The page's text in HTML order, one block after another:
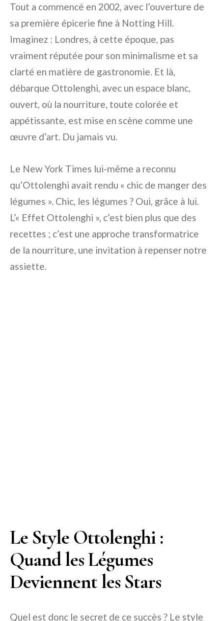
Tout a commencé en 2002, avec l’ouverture de
sa première épicerie fine à Notting Hill.
Imaginez : Londres, à cette époque, pas
vraiment réputée pour son minimalisme et sa
clarté en matière de gastronomie. Et là,
débarque Ottolenghi, avec un espace blanc,
ouvert, où la nourriture, toute colorée et
appétissante, est mise en scène comme une
œuvre d’art. Du jamais vu.
Le New York Times lui-même a reconnu
qu’Ottolenghi avait rendu « chic de manger des
légumes ». Chic, les légumes ? Oui, grâce à lui.
L’« Effet Ottolenghi », c’est bien plus que des
recettes ; c’est une approche transformatrice
de la nourriture, une invitation à repenser notre
assiette.
Le Style Ottolenghi :
Quand les Légumes
Deviennent les Stars
Quel est donc le secret de ce succès ? Le style